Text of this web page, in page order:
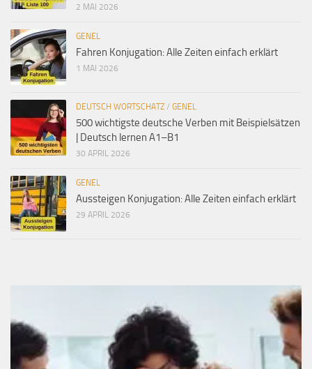
2 MAI 2026
GENEL
Fahren Konjugation: Alle Zeiten einfach erklärt
1 MAI 2026
DEUTSCH WORTSCHATZ / GENEL
500 wichtigste deutsche Verben mit Beispielsätzen
| Deutsch lernen A1–B1
30 APRIL 2026
GENEL
Aussteigen Konjugation: Alle Zeiten einfach erklärt
29 APRIL 2026